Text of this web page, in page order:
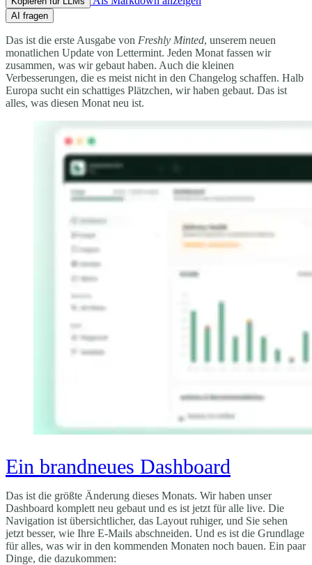
AI fragen
Das ist die erste Ausgabe von Freshly Minted, unserem neuen
monatlichen Update von Lettermint. Jeden Monat fassen wir
zusammen, was wir gebaut haben. Auch die kleinen
Verbesserungen, die es meist nicht in den Changelog schaffen. Halb
Europa sucht ein schattiges Plätzchen, wir haben gebaut. Das ist
alles, was diesen Monat neu ist.
Ein brandneues Dashboard
Das ist die größte Änderung dieses Monats. Wir haben unser
Dashboard komplett neu gebaut und es ist jetzt für alle live. Die
Navigation ist übersichtlicher, das Layout ruhiger, und Sie sehen
jetzt besser, wie Ihre E-Mails abschneiden. Und es ist die Grundlage
für alles, was wir in den kommenden Monaten noch bauen. Ein paar
Dinge, die dazukommen: